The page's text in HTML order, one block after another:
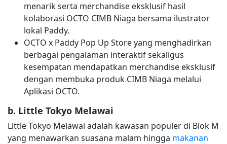
menarik serta merchandise eksklusif hasil
kolaborasi OCTO CIMB Niaga bersama ilustrator
lokal Paddy.
OCTO x Paddy Pop Up Store yang menghadirkan
berbagai pengalaman interaktif sekaligus
kesempatan mendapatkan merchandise eksklusif
dengan membuka produk CIMB Niaga melalui
Aplikasi OCTO.
b. Little Tokyo Melawai
Little Tokyo Melawai adalah kawasan populer di Blok M
yang menawarkan suasana malam hingga makanan